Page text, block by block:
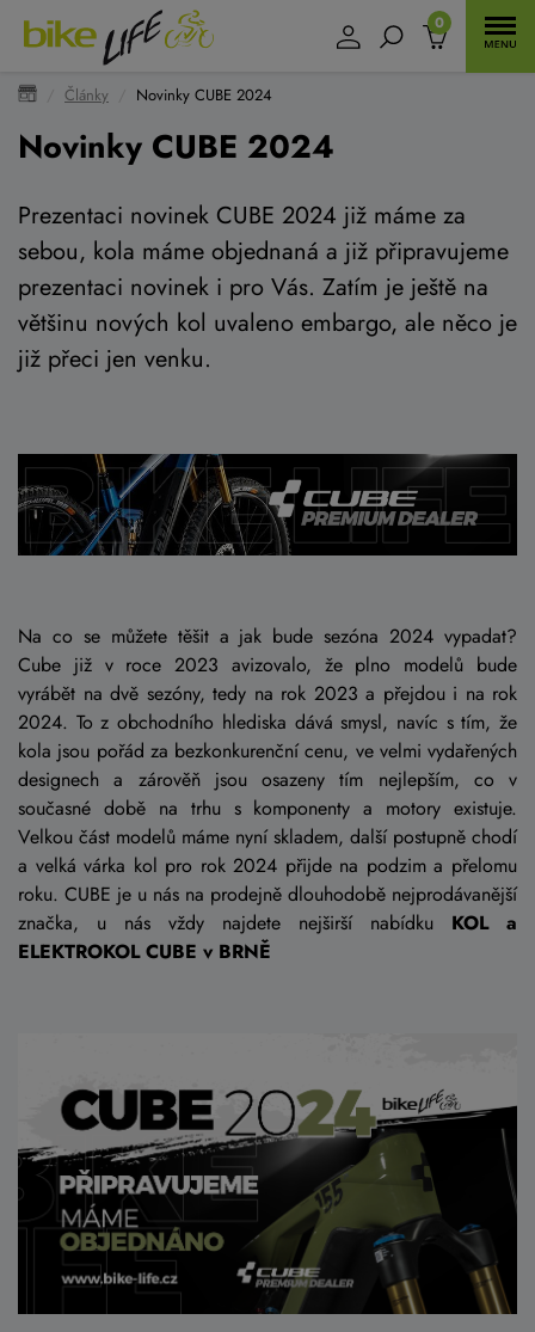
0
Články Novinky CUBE 2024
Novinky CUBE 2024
Prezentaci novinek CUBE 2024 již máme za
sebou, kola máme objednaná a již připravujeme
prezentaci novinek i pro Vás. Zatím je ještě na
většinu nových kol uvaleno embargo, ale něco je
již přeci jen venku.
Na co se můžete těšit a jak bude sezóna 2024 vypadat?
Cube již v roce 2023 avizovalo, že plno modelů bude
vyrábět na dvě sezóny, tedy na rok 2023 a přejdou i na rok
2024. To z obchodního hlediska dává smysl, navíc s tím, že
kola jsou pořád za bezkonkurenční cenu, ve velmi vydařených
designech a zárověň jsou osazeny tím nejlepším, co v
současné době na trhu s komponenty a motory existuje.
Velkou část modelů máme nyní skladem, další postupně chodí
a velká várka kol pro rok 2024 přijde na podzim a přelomu
roku. CUBE je u nás na prodejně dlouhodobě nejprodávanější
značka, u nás vždy najdete nejširší nabídku KOL a
ELEKTROKOL CUBE v BRNĚ